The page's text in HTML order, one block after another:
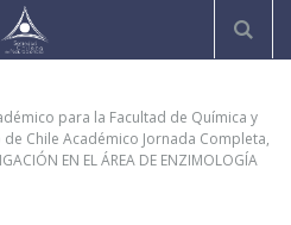
para la Facultad de Química y
Chile Académico Jornada Completa,
EN EL ÁREA DE ENZIMOLOGÍA